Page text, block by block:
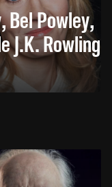
Bel Powley,
J.K. Rowling